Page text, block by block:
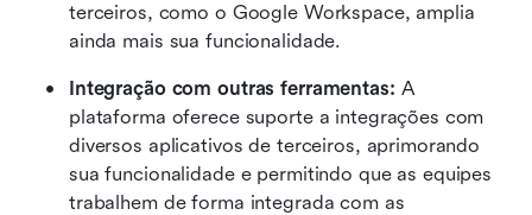
terceiros, como o Google Workspace, amplia
ainda mais sua funcionalidade.
Integração com outras ferramentas: A
plataforma oferece suporte a integrações com
diversos aplicativos de terceiros, aprimorando
sua funcionalidade e permitindo que as equipes
trabalhem de forma integrada com as